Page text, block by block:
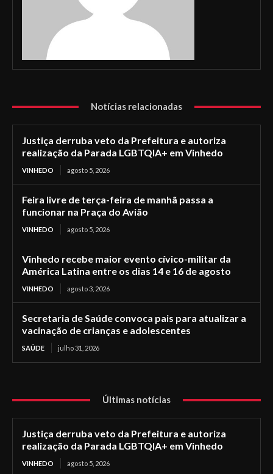
Notícias relacionadas
Justiça derruba veto da Prefeitura e autoriza
realização da Parada LGBTQIA+ em Vinhedo
VINHEDO agosto 5, 2026
Feira livre de terça-feira de manhã passa a
funcionar na Praça do Avião
VINHEDO agosto 5, 2026
Vinhedo recebe maior evento cívico-militar da
América Latina entre os dias 14 e 16 de agosto
VINHEDO agosto 3, 2026
Secretaria de Saúde convoca pais para atualizar a
vacinação de crianças e adolescentes
SAÚDE julho 31, 2026
Últimas notícias
Justiça derruba veto da Prefeitura e autoriza
realização da Parada LGBTQIA+ em Vinhedo
VINHEDO agosto 5, 2026